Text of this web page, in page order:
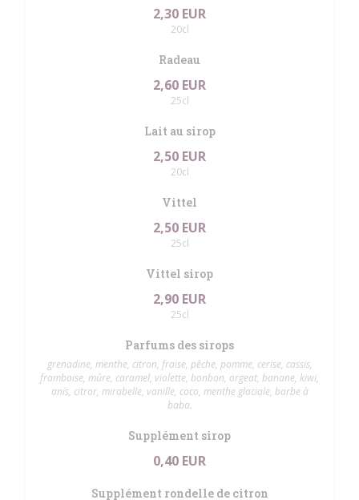
2,30 EUR
20cl
Radeau
2,60 EUR
25cl
Lait au sirop
2,50 EUR
20cl
Vittel
2,50 EUR
25cl
Vittel sirop
2,90 EUR
25cl
Parfums des sirops
grenadine, menthe, citron, fraise, pêche, pomme, cerise, cassis,
framboise, mûre, caramel, violette, bonbon, orgeat, banane, kiwi,
anis, citror, mirabelle, vanille, coco, menthe glaciale, barbe à
baba.
Supplément sirop
0,40 EUR
Supplément rondelle de citron